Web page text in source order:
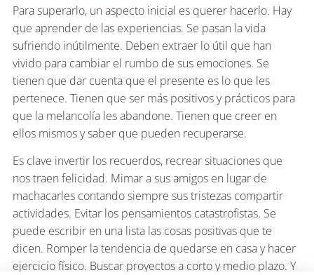
Para superarlo, un aspecto inicial es querer hacerlo. Hay
que aprender de las experiencias. Se pasan la vida
sufriendo inútilmente. Deben extraer lo útil que han
vivido para cambiar el rumbo de sus emociones. Se
tienen que dar cuenta que el presente es lo que les
pertenece. Tienen que ser más positivos y prácticos para
que la melancolía les abandone. Tienen que creer en
ellos mismos y saber que pueden recuperarse.
Es clave invertir los recuerdos, recrear situaciones que
nos traen felicidad. Mimar a sus amigos en lugar de
machacarles contando siempre sus tristezas compartir
actividades. Evitar los pensamientos catastrofistas. Se
puede escribir en una lista las cosas positivas que te
dicen. Romper la tendencia de quedarse en casa y hacer
ejercicio físico. Buscar proyectos a corto y medio plazo. Y